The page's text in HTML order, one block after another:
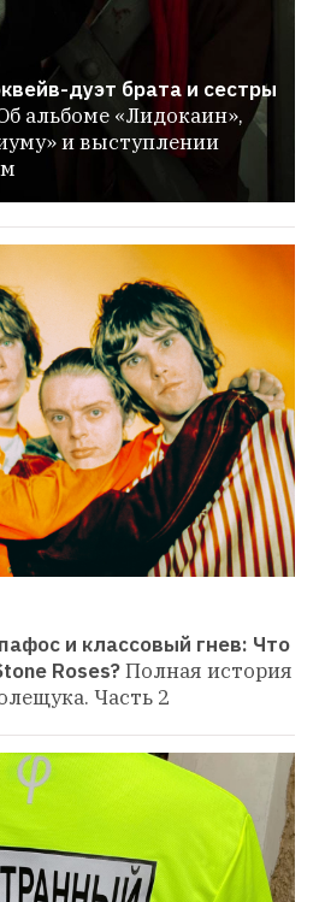
дуэт брата и сестры
альбоме «Лидокаин»,
и выступлении
и классовый гнев: Что
Roses?Полная история
Часть 2